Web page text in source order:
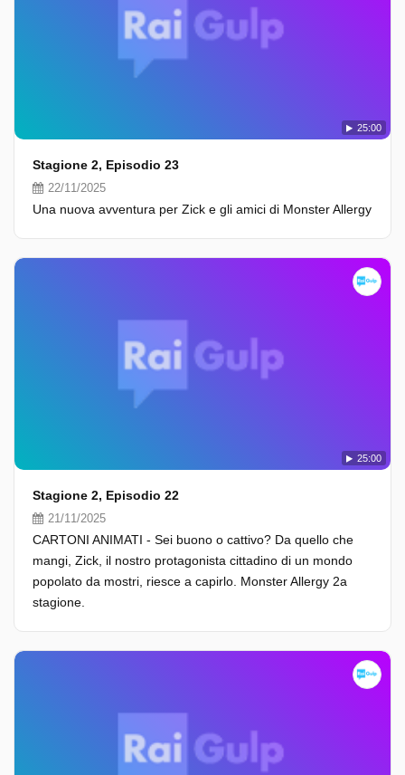
25:00
Stagione 2, Episodio 23
22/11/2025
Una nuova avventura per Zick e gli amici di Monster Allergy
25:00
Stagione 2, Episodio 22
21/11/2025
CARTONI ANIMATI - Sei buono o cattivo? Da quello che
mangi, Zick, il nostro protagonista cittadino di un mondo
popolato da mostri, riesce a capirlo. Monster Allergy 2a
stagione.